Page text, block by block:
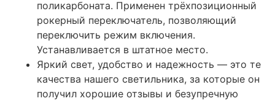
поликарбоната. Применен трёхпозиционный
рокерный переключатель, позволяющий
переключить режим включения.
Устанавливается в штатное место.
Яркий свет, удобство и надежность — это те
качества нашего светильника, за которые он
получил хорошие отзывы и безупречную